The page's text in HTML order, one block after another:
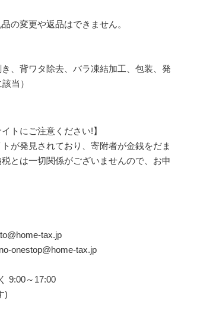
の変更や返品はできません。
、背ワタ除去、バラ凍結加工、包装、発
当）
トにご注意ください!】
が発見されており、寄附者が金銭をだま
とは一切関係がございませんので、お申
tax.jp
onestop@home-tax.jp
9:00～17:00
)